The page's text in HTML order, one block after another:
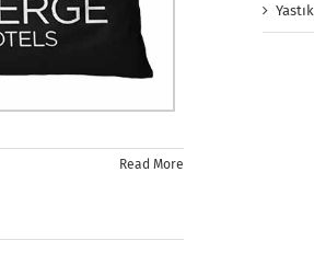
Read More